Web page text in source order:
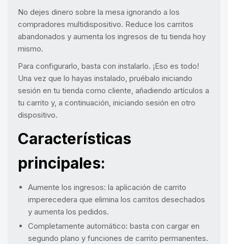
No dejes dinero sobre la mesa ignorando a los
compradores multidispositivo. Reduce los carritos
abandonados y aumenta los ingresos de tu tienda hoy
mismo.
Para configurarlo, basta con instalarlo. ¡Eso es todo!
Una vez que lo hayas instalado, pruébalo iniciando
sesión en tu tienda como cliente, añadiendo artículos a
tu carrito y, a continuación, iniciando sesión en otro
dispositivo.
Características
principales:
Aumente los ingresos: la aplicación de carrito
imperecedera que elimina los carritos desechados
y aumenta los pedidos.
Completamente automático: basta con cargar en
segundo plano y funciones de carrito permanentes.